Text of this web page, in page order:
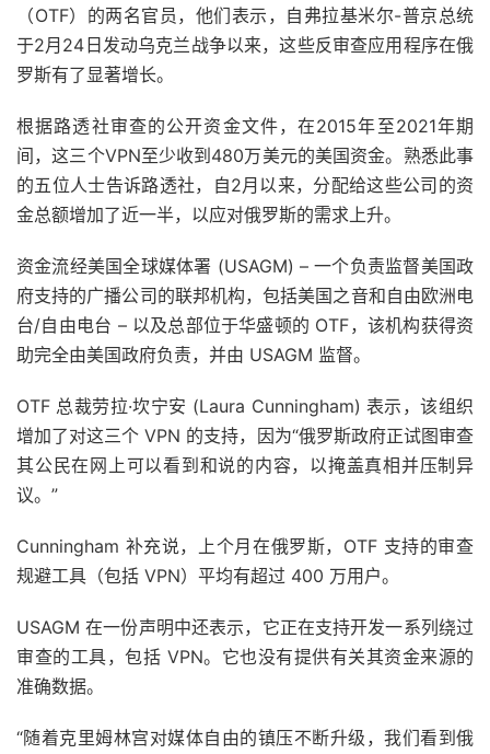
（OTF）的两名官员，他们表示，自弗拉基米尔-普京总统
于2月24日发动乌克兰战争以来，这些反审查应用程序在俄
罗斯有了显著增长。
根据路透社审查的公开资金文件，在2015年至2021年期
间，这三个VPN至少收到480万美元的美国资金。熟悉此事
的五位人士告诉路透社，自2月以来，分配给这些公司的资
金总额增加了近一半，以应对俄罗斯的需求上升。
资金流经美国全球媒体署 (USAGM) – 一个负责监督美国政
府支持的广播公司的联邦机构，包括美国之音和自由欧洲电
台/自由电台 – 以及总部位于华盛顿的 OTF，该机构获得资
助完全由美国政府负责，并由 USAGM 监督。
OTF 总裁劳拉·坎宁安 (Laura Cunningham) 表示，该组织
增加了对这三个 VPN 的支持，因为“俄罗斯政府正试图审查
其公民在网上可以看到和说的内容，以掩盖真相并压制异
议。”
Cunningham 补充说，上个月在俄罗斯，OTF 支持的审查
规避工具（包括 VPN）平均有超过 400 万用户。
USAGM 在一份声明中还表示，它正在支持开发一系列绕过
审查的工具，包括 VPN。它也没有提供有关其资金来源的
准确数据。
“随着克里姆林宫对媒体自由的镇压不断升级，我们看到俄